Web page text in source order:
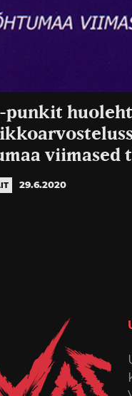
punkit
viimased
29.6.2020